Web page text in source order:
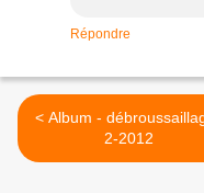
Répondre
< Album - débroussaillage-
2-2012